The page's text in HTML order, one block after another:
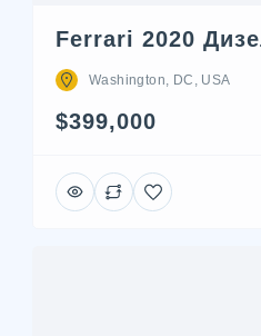
Ferrari 2020
Washington, DC, USA
$399,000